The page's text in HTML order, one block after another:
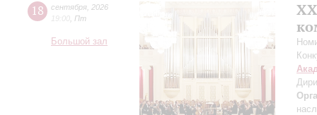
18 сентября 2026
19:00 Пт
Большой зал